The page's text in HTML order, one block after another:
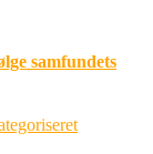
samfundets